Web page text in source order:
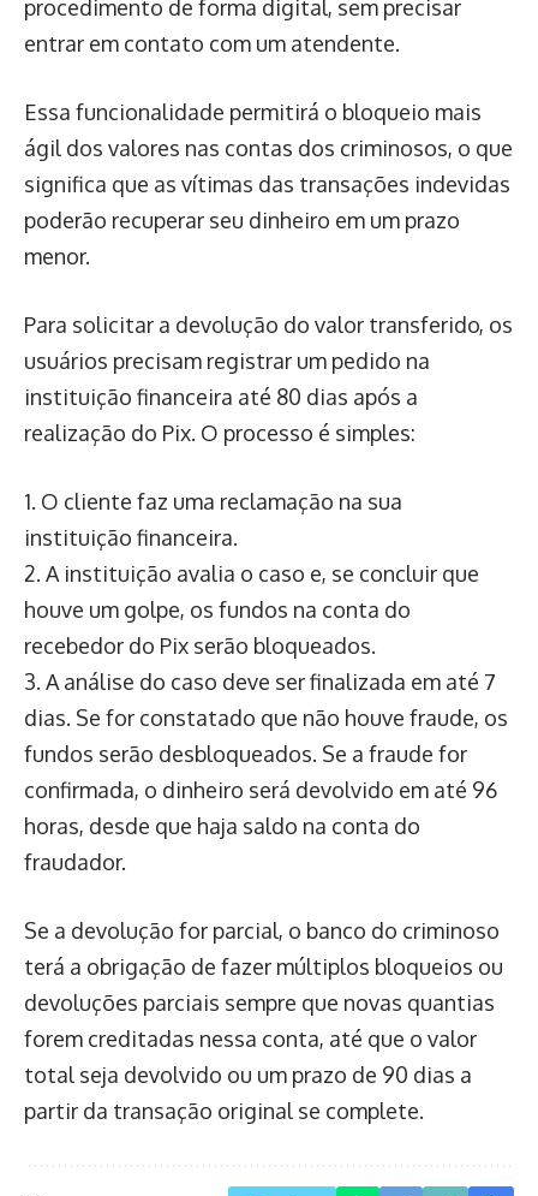
procedimento de forma digital, sem precisar
entrar em contato com um atendente.
Essa funcionalidade permitirá o bloqueio mais
ágil dos valores nas contas dos criminosos, o que
significa que as vítimas das transações indevidas
poderão recuperar seu dinheiro em um prazo
menor.
Para solicitar a devolução do valor transferido, os
usuários precisam registrar um pedido na
instituição financeira até 80 dias após a
realização do Pix. O processo é simples:
1. O cliente faz uma reclamação na sua
instituição financeira.
2. A instituição avalia o caso e, se concluir que
houve um golpe, os fundos na conta do
recebedor do Pix serão bloqueados.
3. A análise do caso deve ser finalizada em até 7
dias. Se for constatado que não houve fraude, os
fundos serão desbloqueados. Se a fraude for
confirmada, o dinheiro será devolvido em até 96
horas, desde que haja saldo na conta do
fraudador.
Se a devolução for parcial, o banco do criminoso
terá a obrigação de fazer múltiplos bloqueios ou
devoluções parciais sempre que novas quantias
forem creditadas nessa conta, até que o valor
total seja devolvido ou um prazo de 90 dias a
partir da transação original se complete.